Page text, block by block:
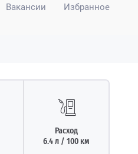
Вакансии Избранное
Расход
6.4 л / 100 км